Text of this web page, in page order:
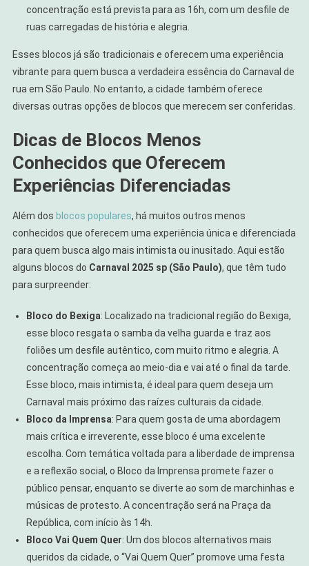
concentração está prevista para as 16h, com um desfile de
ruas carregadas de história e alegria.
Esses blocos já são tradicionais e oferecem uma experiência
vibrante para quem busca a verdadeira essência do Carnaval de
rua em São Paulo. No entanto, a cidade também oferece
diversas outras opções de blocos que merecem ser conferidas.
Dicas de Blocos Menos
Conhecidos que Oferecem
Experiências Diferenciadas
Além dos blocos populares, há muitos outros menos
conhecidos que oferecem uma experiência única e diferenciada
para quem busca algo mais intimista ou inusitado. Aqui estão
alguns blocos do Carnaval 2025 sp (São Paulo), que têm tudo
para surpreender:
Bloco do Bexiga: Localizado na tradicional região do Bexiga,
esse bloco resgata o samba da velha guarda e traz aos
foliões um desfile autêntico, com muito ritmo e alegria. A
concentração começa ao meio-dia e vai até o final da tarde.
Esse bloco, mais intimista, é ideal para quem deseja um
Carnaval mais próximo das raízes culturais da cidade.
Bloco da Imprensa: Para quem gosta de uma abordagem
mais crítica e irreverente, esse bloco é uma excelente
escolha. Com temática voltada para a liberdade de imprensa
e a reflexão social, o Bloco da Imprensa promete fazer o
público pensar, enquanto se diverte ao som de marchinhas e
músicas de protesto. A concentração será na Praça da
República, com início às 14h.
Bloco Vai Quem Quer: Um dos blocos alternativos mais
queridos da cidade, o “Vai Quem Quer” promove uma festa